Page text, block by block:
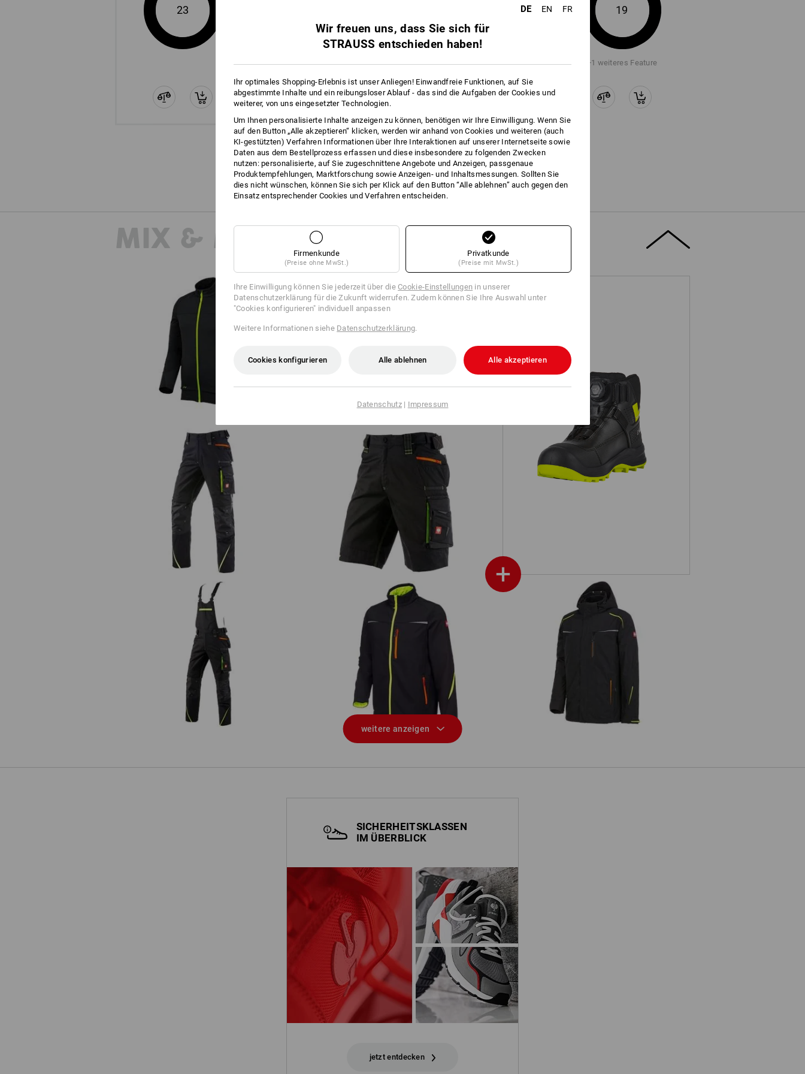
mehr
23 19
+1 weiteres Feature
Alle Details vergleichen
MIX & MATCH
S3 Sicherheitsschuhe e.s. Sawato mid
+
FIBERTWIN® clima-pro Jacke
Bundhose e.s.motion 2020 Short e.s.motion 2020
Latzhose e.s.motion 2020 Softshelljacke e.s.motion 2020
3 in 1 Funktionsjacke e.s.motion 2020,
Herren
weitere anzeigen
SICHERHEITSKLASSEN
IM ÜBERBLICK
jetzt entdecken
DE EN FR
Wir freuen uns, dass Sie sich für
STRAUSS entschieden haben!
Ihr optimales Shopping-Erlebnis ist unser Anliegen! Einwandfreie Funktionen, auf Sie
abgestimmte Inhalte und ein reibungsloser Ablauf - das sind die Aufgaben der Cookies und
weiterer, von uns eingesetzter Technologien.
Um Ihnen personalisierte Inhalte anzeigen zu können, benötigen wir Ihre Einwilligung. Wenn Sie
auf den Button „Alle akzeptieren“ klicken, werden wir anhand von Cookies und weiteren (auch
KI-gestützten) Verfahren Informationen über Ihre Interaktionen auf unserer Internetseite sowie
Daten aus dem Bestellprozess erfassen und diese insbesondere zu folgenden Zwecken
nutzen: personalisierte, auf Sie zugeschnittene Angebote und Anzeigen, passgenaue
Produktempfehlungen, Marktforschung sowie Anzeigen- und Inhaltsmessungen. Sollten Sie
dies nicht wünschen, können Sie sich per Klick auf den Button “Alle ablehnen” auch gegen den
Einsatz entsprechender Cookies und Verfahren entscheiden.
Firmenkunde
(Preise ohne MwSt.)
Privatkunde
(Preise mit MwSt.)
Ihre Einwilligung können Sie jederzeit über dieCookie-Einstellungen in unserer
Datenschutzerklärung für die Zukunft widerrufen. Zudem können Sie Ihre Auswahl unter
"Cookies konfigurieren" individuell anpassen
Weitere Informationen siehe Datenschutzerklärung.
Cookies konfigurieren Alle ablehnen Alle akzeptieren
Datenschutz| Impressum